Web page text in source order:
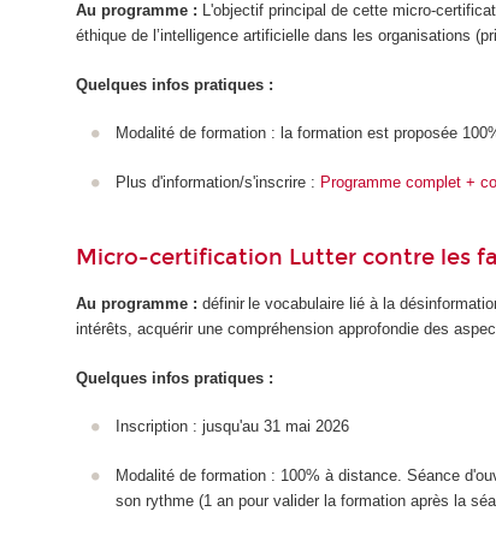
Au programme : L'objectif principal de cette micro-
éthique de l’intelligence artificielle dans les organisations
Quelques infos pratiques :
Modalité de formation : la formation est proposée
Plus d'information/s'inscrire : Programme complet +
Micro-certification Lutter contre les
Au programme :définir le vocabulaire lié à la
intérêts, acquérir une compréhension approfondie des
Quelques infos pratiques :
Inscription : jusqu'au 31 mai 2026
Modalité de formation : 100% à distance. Séance
son rythme (1 an pour valider la formation après la